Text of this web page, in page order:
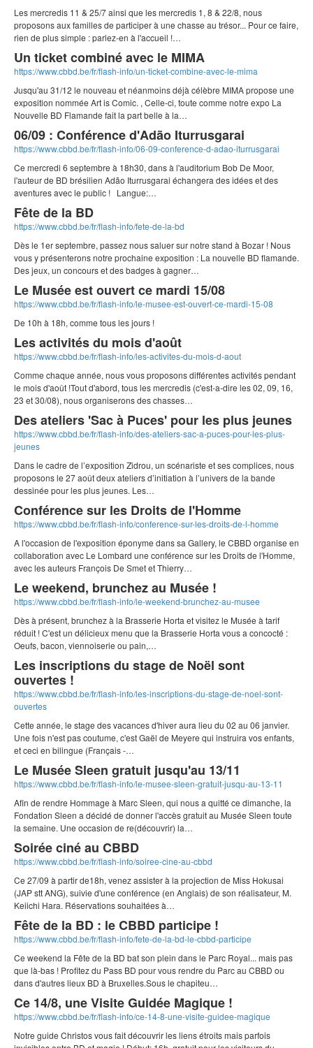
Les mercredis 11 & 25/7 ainsi que les mercredis 1, 8 & 22/8, nous
proposons aux familles de participer à une chasse au trésor... Pour ce faire,
rien de plus simple : parlez-en à l'accueil !…
Un ticket combiné avec le MIMA
https://www.cbbd.be/fr/flash-info/un-ticket-combine-avec-le-mima
Jusqu'au 31/12 le nouveau et néanmoins déjà célèbre MIMA propose une
exposition nommée Art is Comic. , Celle-ci, toute comme notre expo La
Nouvelle BD Flamande fait la part belle à la…
06/09 : Conférence d'Adão Iturrusgarai
https://www.cbbd.be/fr/flash-info/06-09-conference-d-adao-iturrusgarai
Ce mercredi 6 septembre à 18h30, dans à l'auditorium Bob De Moor,
l'auteur de BD brésilien Adão Iturrusgarai échangera des idées et des
aventures avec le public ! Langue:…
Fête de la BD
https://www.cbbd.be/fr/flash-info/fete-de-la-bd
Dès le 1er septembre, passez nous saluer sur notre stand à Bozar ! Nous
vous y présenterons notre prochaine exposition : La nouvelle BD flamande.
Des jeux, un concours et des badges à gagner…
Le Musée est ouvert ce mardi 15/08
https://www.cbbd.be/fr/flash-info/le-musee-est-ouvert-ce-mardi-15-08
De 10h à 18h, comme tous les jours !
Les activités du mois d'août
https://www.cbbd.be/fr/flash-info/les-activites-du-mois-d-aout
Comme chaque année, nous vous proposons différentes activités pendant
le mois d'août !Tout d'abord, tous les mercredis (c'est-a-dire les 02, 09, 16,
23 et 30/08), nous organiserons des chasses…
Des ateliers 'Sac à Puces' pour les plus jeunes
https://www.cbbd.be/fr/flash-info/des-ateliers-sac-a-puces-pour-les-plus-
jeunes
Dans le cadre de l’exposition Zidrou, un scénariste et ses complices, nous
proposons le 27 août deux ateliers d’initiation à l’univers de la bande
dessinée pour les plus jeunes. Les…
Conférence sur les Droits de l'Homme
https://www.cbbd.be/fr/flash-info/conference-sur-les-droits-de-l-homme
A l'occasion de l'exposition éponyme dans sa Gallery, le CBBD organise en
collaboration avec Le Lombard une conférence sur les Droits de l'Homme,
avec les auteurs François De Smet et Thierry…
Le weekend, brunchez au Musée !
https://www.cbbd.be/fr/flash-info/le-weekend-brunchez-au-musee
Dès à présent, brunchez à la Brasserie Horta et visitez le Musée à tarif
réduit ! C'est un délicieux menu que la Brasserie Horta vous a concocté :
Oeufs, bacon, viennoiserie ou pain,…
Les inscriptions du stage de Noël sont
ouvertes !
https://www.cbbd.be/fr/flash-info/les-inscriptions-du-stage-de-noel-sont-
ouvertes
Cette année, le stage des vacances d'hiver aura lieu du 02 au 06 janvier.
Une fois n'est pas coutume, c'est Gaël de Meyere qui instruira vos enfants,
et ceci en bilingue (Français -…
Le Musée Sleen gratuit jusqu'au 13/11
https://www.cbbd.be/fr/flash-info/le-musee-sleen-gratuit-jusqu-au-13-11
Afin de rendre Hommage à Marc Sleen, qui nous a quitté ce dimanche, la
Fondation Sleen a décidé de donner l'accès gratuit au Musée Sleen toute
la semaine. Une occasion de re(découvrir) la…
Soirée ciné au CBBD
https://www.cbbd.be/fr/flash-info/soiree-cine-au-cbbd
Ce 27/09 à partir de18h, venez assister à la projection de Miss Hokusai
(JAP stt ANG), suivie d'une conférence (en Anglais) de son réalisateur, M.
Keiichi Hara. Réservations souhaitées à…
Fête de la BD : le CBBD participe !
https://www.cbbd.be/fr/flash-info/fete-de-la-bd-le-cbbd-participe
Ce weekend la Fête de la BD bat son plein dans le Parc Royal... mais pas
que là-bas ! Profitez du Pass BD pour vous rendre du Parc au CBBD ou
dans d'autres lieux BD à Bruxelles.Sous le chapiteu…
Ce 14/8, une Visite Guidée Magique !
https://www.cbbd.be/fr/flash-info/ce-14-8-une-visite-guidee-magique
Notre guide Christos vous fait découvrir les liens étroits mais parfois